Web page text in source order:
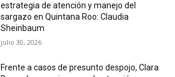
estrategia de atención y manejo del
sargazo en Quintana Roo: Claudia
Sheinbaum
julio 30, 2026
Frente a casos de presunto despojo, Clara